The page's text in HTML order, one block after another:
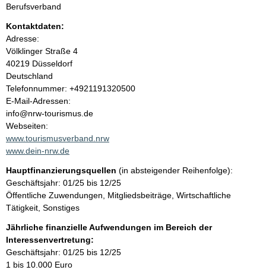
i
n
h
a
l
t
Berufsverband
Kontaktdaten:
Adresse:
Völklinger Straße 4
40219 Düsseldorf
Deutschland
K
o
n
t
a
k
i
n
f
o
r
m
a
t
Telefonnummer: +4921191320500
E-Mail-Adressen:
info@nrw-tourismus.de
Webseiten:
www.tourismusverband.nrw
www.dein-nrw.de
Hauptfinanzierungsquellen (in absteigender Reihenfolge):
Geschäftsjahr: 01/25 bis 12/25
Öffentliche Zuwendungen, Mitgliedsbeiträge, Wirtschaftliche
Tätigkeit, Sonstiges
Jährliche finanzielle Aufwendungen im Bereich der
Interessenvertretung:
Geschäftsjahr: 01/25 bis 12/25
1 bis 10.000 Euro